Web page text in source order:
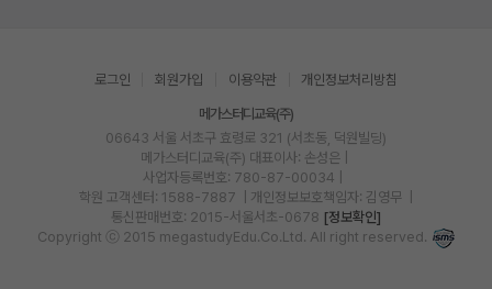
로그인 회원가입 이용약관 개인정보처리방침
메가스터디교육(주)
06643 서울 서초구 효령로 321 (서초동, 덕원빌딩)
메가스터디교육(주) 대표이사: 손성은 |
사업자등록번호: 780-87-00034
학원 고객센터: 1588-7887
| 개인정보보호책임자: 김영무
통신판매번호: 2015-서울서초-0678 [정보확인]
Copyright ⓒ 2015 megastudyEdu.Co.Ltd. All right reserved.